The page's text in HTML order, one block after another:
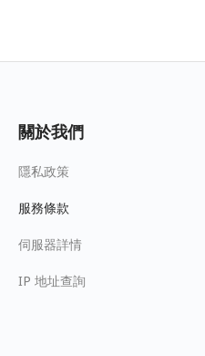
關於我們
隱私政策
服務條款
伺服器詳情
IP 地址查詢